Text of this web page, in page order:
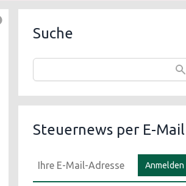
Suche
Steuernews per E-Mail
Anmelden